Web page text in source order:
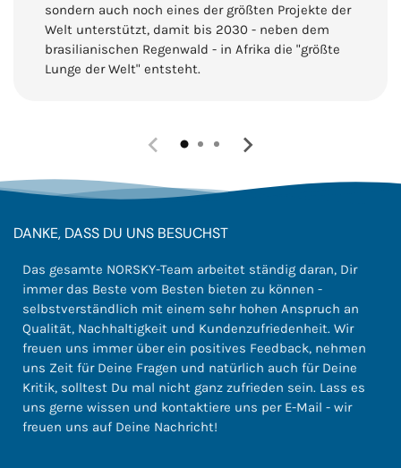
sondern auch noch eines der größten Projekte der
Welt unterstützt, damit bis 2030 - neben dem
brasilianischen Regenwald - in Afrika die "größte
Lunge der Welt" entsteht.
DANKE, DASS DU UNS BESUCHST
Das gesamte NORSKY-Team arbeitet ständig daran, Dir
immer das Beste vom Besten bieten zu können -
selbstverständlich mit einem sehr hohen Anspruch an
Qualität, Nachhaltigkeit und Kundenzufriedenheit. Wir
freuen uns immer über ein positives Feedback, nehmen
uns Zeit für Deine Fragen und natürlich auch für Deine
Kritik, solltest Du mal nicht ganz zufrieden sein. Lass es
uns gerne wissen und kontaktiere uns per E-Mail - wir
freuen uns auf Deine Nachricht!